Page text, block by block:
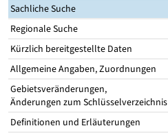
Sachliche Suche
Regionale Suche
Kürzlich bereitgestellte Daten
Allgemeine Angaben, Zuordnungen
Gebietsveränderungen,
Änderungen zum Schlüsselverzeichnis
Definitionen und Erläuterungen